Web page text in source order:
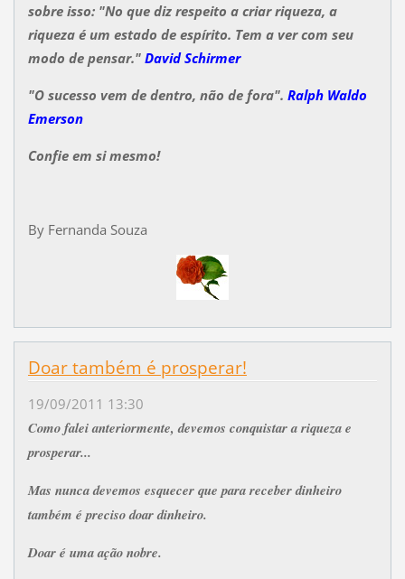
sobre isso: "No que diz respeito a criar riqueza, a
riqueza é um estado de espírito. Tem a ver com seu
modo de pensar." David Schirmer
"O sucesso vem de dentro, não de fora". Ralph Waldo
Emerson
Confie em si mesmo!
By Fernanda Souza
Doar também é prosperar!
19/09/2011 13:30
Como falei anteriormente, devemos conquistar a riqueza e
prosperar...
Mas nunca devemos esquecer que para receber dinheiro
também é preciso doar dinheiro.
Doar é uma ação nobre.